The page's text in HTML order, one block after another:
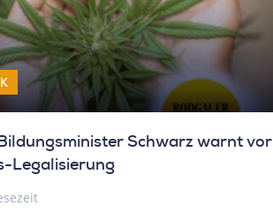
Schwarz warnt vor
Legalisierung